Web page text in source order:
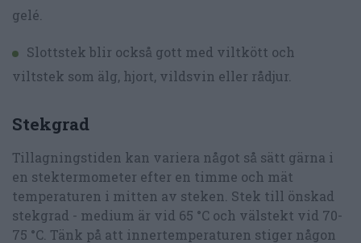
gelé.
Slottstek blir också gott med viltkött och
viltstek som älg, hjort, vildsvin eller rådjur.
Stekgrad
Tillagningstiden kan variera något så sätt gärna i
en stektermometer efter en timme och mät
temperaturen i mitten av steken. Stek till önskad
stekgrad - medium är vid 65 °C och välstekt vid 70-
75 °C. Tänk på att innertemperaturen stiger någon